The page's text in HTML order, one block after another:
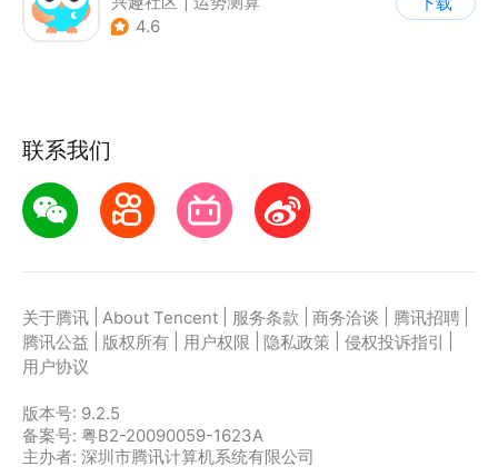
4.6
联系我们
关于腾讯 About Tencent 服务条款 商务洽谈 腾讯招聘
腾讯公益
版权所有 用户权限 隐私政策 侵权投诉指引
用户协议
版本号: 9.2.5
备案号: 粤B2-20090059-1623A
主办者: 深圳市腾讯计算机系统有限公司